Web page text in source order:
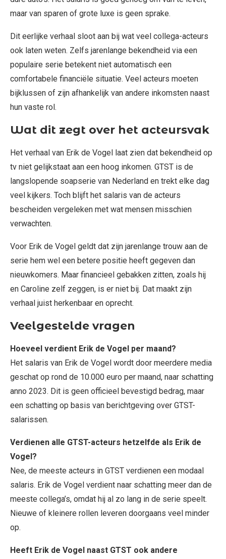
maar van sparen of grote luxe is geen sprake.
Dit eerlijke verhaal sloot aan bij wat veel collega-acteurs
ook laten weten. Zelfs jarenlange bekendheid via een
populaire serie betekent niet automatisch een
comfortabele financiële situatie. Veel acteurs moeten
bijklussen of zijn afhankelijk van andere inkomsten naast
hun vaste rol.
Wat dit zegt over het acteursvak
Het verhaal van Erik de Vogel laat zien dat bekendheid op
tv niet gelijkstaat aan een hoog inkomen. GTST is de
langslopende soapserie van Nederland en trekt elke dag
veel kijkers. Toch blijft het salaris van de acteurs
bescheiden vergeleken met wat mensen misschien
verwachten.
Voor Erik de Vogel geldt dat zijn jarenlange trouw aan de
serie hem wel een betere positie heeft gegeven dan
nieuwkomers. Maar financieel gebakken zitten, zoals hij
en Caroline zelf zeggen, is er niet bij. Dat maakt zijn
verhaal juist herkenbaar en oprecht.
Veelgestelde vragen
Hoeveel verdient Erik de Vogel per maand?
Het salaris van Erik de Vogel wordt door meerdere media
geschat op rond de 10.000 euro per maand, naar schatting
anno 2023. Dit is geen officieel bevestigd bedrag, maar
een schatting op basis van berichtgeving over GTST-
salarissen.
Verdienen alle GTST-acteurs hetzelfde als Erik de
Vogel?
Nee, de meeste acteurs in GTST verdienen een modaal
salaris. Erik de Vogel verdient naar schatting meer dan de
meeste collega’s, omdat hij al zo lang in de serie speelt.
Nieuwe of kleinere rollen leveren doorgaans veel minder
op.
Heeft Erik de Vogel naast GTST ook andere